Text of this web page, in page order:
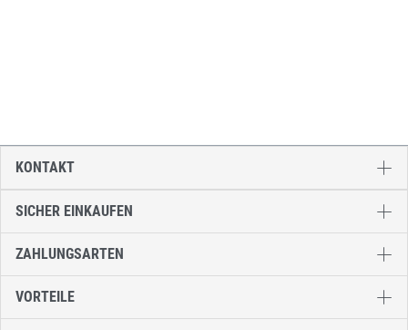
SICHER EINKAUFEN
ZAHLUNGSARTEN
VORTEILE
KONTAKT